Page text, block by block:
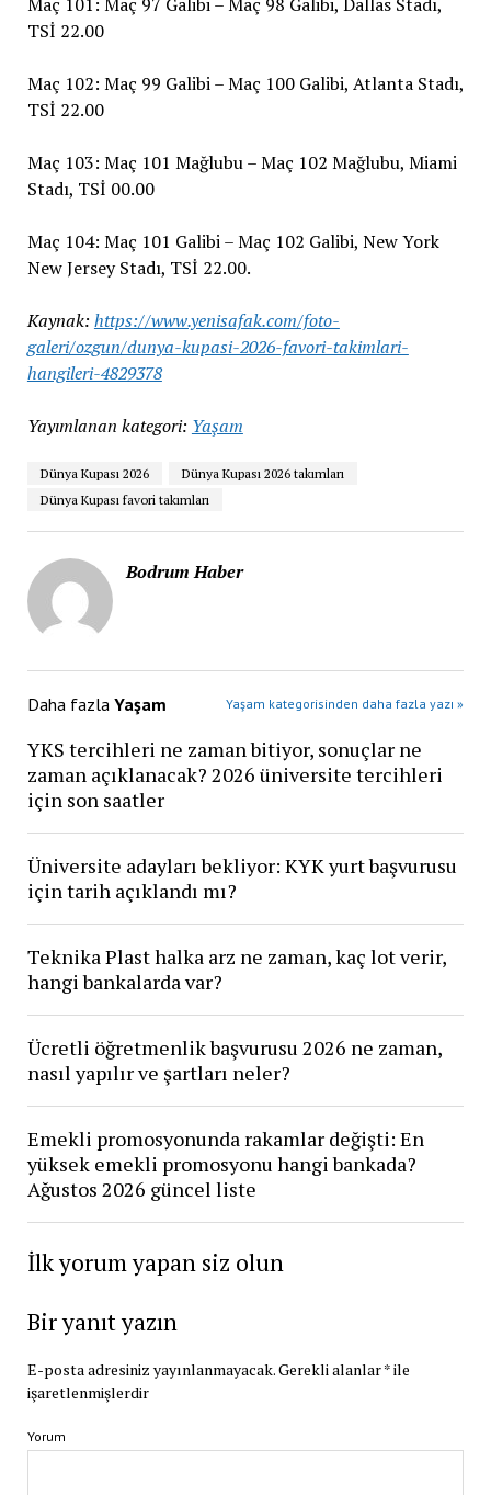
TSİ 22.00
Maç 102: Maç 99 Galibi – Maç 100 Galibi, Atlanta Stadı,
TSİ 22.00
Maç 103: Maç 101 Mağlubu – Maç 102 Mağlubu, Miami
Stadı, TSİ 00.00
Maç 104: Maç 101 Galibi – Maç 102 Galibi, New York
New Jersey Stadı, TSİ 22.00.
Kaynak: https://www.yenisafak.com/foto-
galeri/ozgun/dunya-kupasi-2026-favori-takimlari-
hangileri-4829378
Yayımlanan kategori: Yaşam
Dünya Kupası 2026
Dünya Kupası 2026 takımları
Dünya Kupası favori takımları
Bodrum Haber
Daha fazla Yaşam Yaşam kategorisinden daha fazla yazı »
YKS tercihleri ne zaman bitiyor, sonuçlar ne
zaman açıklanacak? 2026 üniversite tercihleri
için son saatler
Üniversite adayları bekliyor: KYK yurt başvurusu
için tarih açıklandı mı?
Teknika Plast halka arz ne zaman, kaç lot verir,
hangi bankalarda var?
Ücretli öğretmenlik başvurusu 2026 ne zaman,
nasıl yapılır ve şartları neler?
Emekli promosyonunda rakamlar değişti: En
yüksek emekli promosyonu hangi bankada?
Ağustos 2026 güncel liste
İlk yorum yapan siz olun
Bir yanıt yazın
E-posta adresiniz yayınlanmayacak.Gerekli alanlar*ile
işaretlenmişlerdir
Yorum